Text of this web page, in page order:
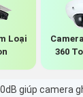
Loại
360
giúp